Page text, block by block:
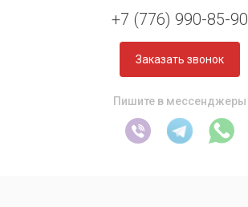
+7 (776) 990-85-90
Заказать звонок
Пишите в мессенджеры